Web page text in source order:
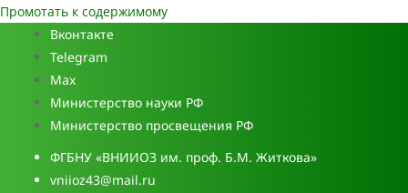
Промотать к содержимому
Вконтакте
Telegram
Max
Министерство науки РФ
Министерство просвещения РФ
ФГБНУ «ВНИИОЗ им. проф. Б.М. Житкова»
vniioz43@mail.ru